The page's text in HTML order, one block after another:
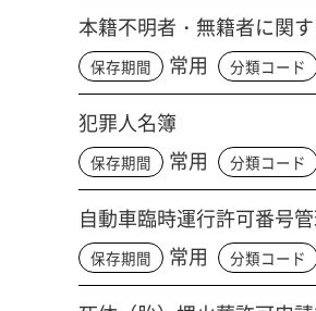
本籍不明者・無籍者に関
保存期間 常用 分類コード
犯罪人名簿
保存期間 常用 分類コード
自動車臨時運行許可番号
保存期間 常用 分類コード